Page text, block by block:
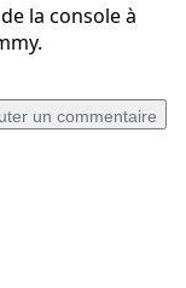
la console à
un commentaire